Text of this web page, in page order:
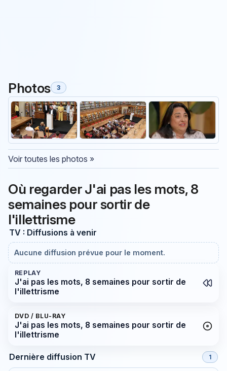
Photos 3
Voir toutes les photos »
Où regarder J'ai pas les mots, 8
semaines pour sortir de
l'illettrisme
TV : Diffusions à venir
Aucune diffusion prévue pour le moment.
REPLAY
J'ai pas les mots, 8 semaines pour sortir de
l'illettrisme
DVD / BLU-RAY
J'ai pas les mots, 8 semaines pour sortir de
l'illettrisme
Dernière diffusion TV 1